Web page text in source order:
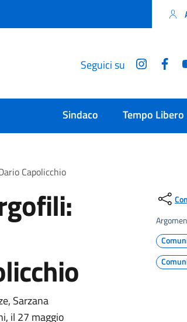
Seguici su
Sindaco Tempo Libero
Capolicchio
Sarzana
il 27 maggio